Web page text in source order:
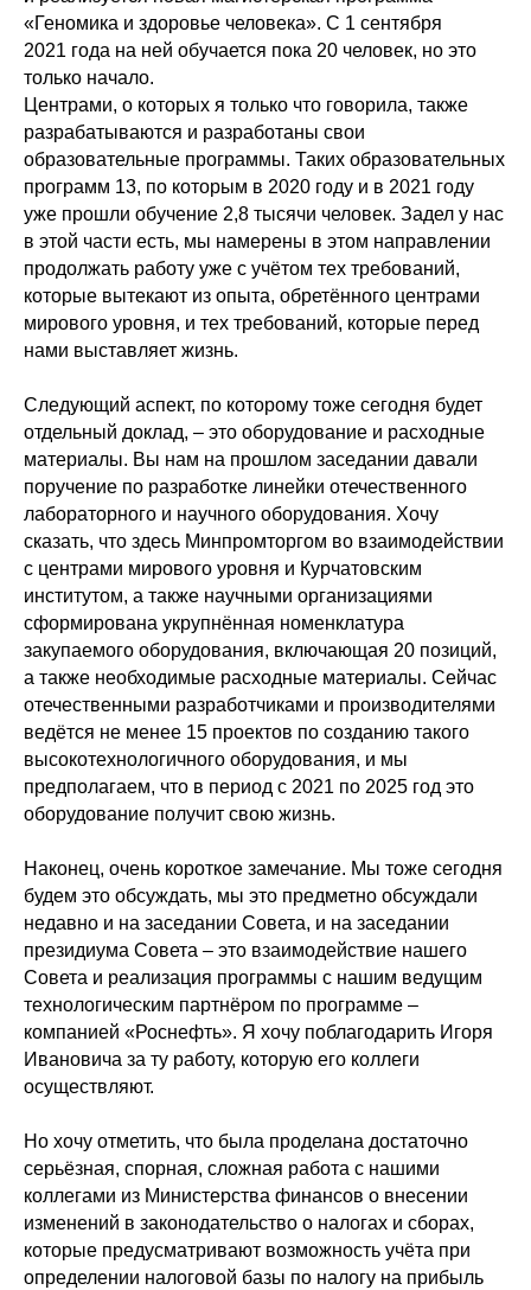
«Геномика и здоровье человека». С 1 сентября
2021 года на ней обучается пока 20 человек, но это
только начало.
Центрами, о которых я только что говорила, также
разрабатываются и разработаны свои
образовательные программы. Таких образовательных
программ 13, по которым в 2020 году и в 2021 году
уже прошли обучение 2,8 тысячи человек. Задел у нас
в этой части есть, мы намерены в этом направлении
продолжать работу уже с учётом тех требований,
которые вытекают из опыта, обретённого центрами
мирового уровня, и тех требований, которые перед
нами выставляет жизнь.
Следующий аспект, по которому тоже сегодня будет
отдельный доклад, – это оборудование и расходные
материалы. Вы нам на прошлом заседании давали
поручение по разработке линейки отечественного
лабораторного и научного оборудования. Хочу
сказать, что здесь Минпромторгом во взаимодействии
с центрами мирового уровня и Курчатовским
институтом, а также научными организациями
сформирована укрупнённая номенклатура
закупаемого оборудования, включающая 20 позиций,
а также необходимые расходные материалы. Сейчас
отечественными разработчиками и производителями
ведётся не менее 15 проектов по созданию такого
высокотехнологичного оборудования, и мы
предполагаем, что в период с 2021 по 2025 год это
оборудование получит свою жизнь.
Наконец, очень короткое замечание. Мы тоже сегодня
будем это обсуждать, мы это предметно обсуждали
недавно и на заседании Совета, и на заседании
президиума Совета – это взаимодействие нашего
Совета и реализация программы с нашим ведущим
технологическим партнёром по программе –
компанией «Роснефть». Я хочу поблагодарить Игоря
Ивановича за ту работу, которую его коллеги
осуществляют.
Но хочу отметить, что была проделана достаточно
серьёзная, спорная, сложная работа с нашими
коллегами из Министерства финансов о внесении
изменений в законодательство о налогах и сборах,
которые предусматривают возможность учёта при
определении налоговой базы по налогу на прибыль